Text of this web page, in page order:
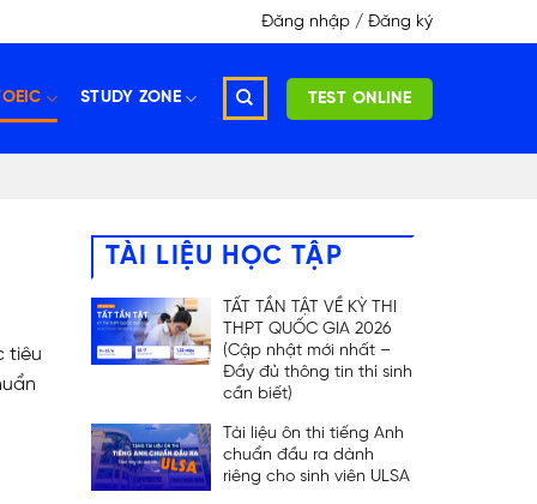
Đăng nhập / Đăng ký
STUDY ZONE TEST ONLINE
tiêu
TÀI LIỆU HỌC TẬP
TẤT TẦN TẬT VỀ KỲ THI
THPT QUỐC GIA 2026
(Cập nhật mới nhất –
Đầy đủ thông tin thí sinh
cần biết)
Tài liệu ôn thi tiếng Anh
chuẩn đầu ra dành
riêng cho sinh viên ULSA